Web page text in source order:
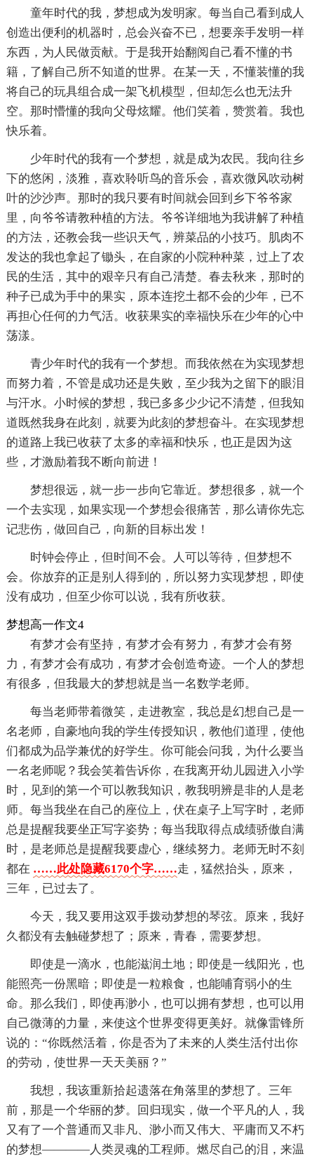
童年时代的我，梦想成为发明家。每当自己看到成人
创造出便利的机器时，总会兴奋不已，想要亲手发明一样
东西，为人民做贡献。于是我开始翻阅自己看不懂的书
籍，了解自己所不知道的世界。在某一天，不懂装懂的我
将自己的玩具组合成一架飞机模型，但却怎么也无法升
空。那时懵懂的我向父母炫耀。他们笑着，赞赏着。我也
快乐着。
少年时代的我有一个梦想，就是成为农民。我向往乡
下的悠闲，淡雅，喜欢聆听鸟的音乐会，喜欢微风吹动树
叶的沙沙声。那时的我只要有时间就会回到乡下爷爷家
里，向爷爷请教种植的方法。爷爷详细地为我讲解了种植
的方法，还教会我一些识天气，辨菜品的小技巧。肌肉不
发达的我也拿起了锄头，在自家的小院种种菜，过上了农
民的生活，其中的艰辛只有自己清楚。春去秋来，那时的
种子已成为手中的果实，原本连挖土都不会的少年，已不
再担心任何的力气活。收获果实的幸福快乐在少年的心中
荡漾。
青少年时代的我有一个梦想。而我依然在为实现梦想
而努力着，不管是成功还是失败，至少我为之留下的眼泪
与汗水。小时候的梦想，我已多多少少记不清楚，但我知
道既然我身在此刻，就要为此刻的梦想奋斗。在实现梦想
的道路上我已收获了太多的幸福和快乐，也正是因为这
些，才激励着我不断向前进！
梦想很远，就一步一步向它靠近。梦想很多，就一个
一个去实现，如果实现一个梦想会很痛苦，那么请你先忘
记悲伤，做回自己，向新的目标出发！
时钟会停止，但时间不会。人可以等待，但梦想不
会。你放弃的正是别人得到的，所以努力实现梦想，即使
没有成功，但至少你可以说，我有所收获。
梦想高一作文4
有梦才会有坚持，有梦才会有努力，有梦才会有努
力，有梦才会有成功，有梦才会创造奇迹。一个人的梦想
有很多，但我最大的梦想就是当一名数学老师。
每当老师带着微笑，走进教室，我总是幻想自己是一
名老师，自豪地向我的学生传授知识，教他们道理，使他
们都成为品学兼优的好学生。你可能会问我，为什么要当
一名老师呢？我会笑着告诉你，在我离开幼儿园进入小学
时，见到的第一个可以教我知识，教我明辨是非的人是老
师。每当我坐在自己的座位上，伏在桌子上写字时，老师
总是提醒我要坐正写字姿势；每当我取得点成绩骄傲自满
时，是老师总是提醒我要虚心，继续努力。老师无时不刻
都在 ……此处隐藏6170个字……走，猛然抬头，原来，
三年，已过去了。
今天，我又要用这双手拨动梦想的琴弦。原来，我好
久都没有去触碰梦想了；原来，青春，需要梦想。
即使是一滴水，也能滋润土地；即使是一线阳光，也
能照亮一份黑暗；即使是一粒粮食，也能哺育弱小的生
命。那么我们，即使再渺小，也可以拥有梦想，也可以用
自己微薄的力量，来使这个世界变得更美好。就像雷锋所
说的：“你既然活着，你是否为了未来的人类生活付出你
的劳动，使世界一天天美丽？”
我想，我该重新拾起遗落在角落里的梦想了。三年
前，那是一个华丽的梦。回归现实，做一个平凡的人，我
又有了一个普通而又非凡、渺小而又伟大、平庸而又不朽
的梦想————人类灵魂的工程师。燃尽自己的泪，来温